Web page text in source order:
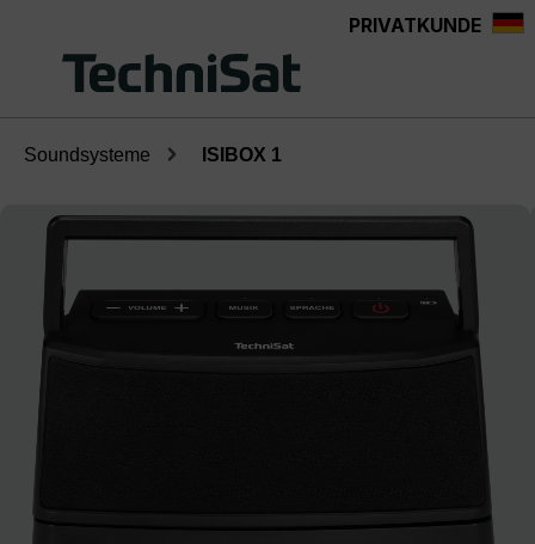
PRIVATKUNDE
Soundsysteme ISIBOX 1
Bildergalerie überspringen